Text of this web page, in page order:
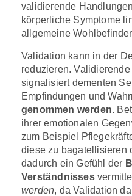
validierende
körperliche Symptome
allgemeine
Validation kann in der
reduzieren.
signalisiert dementen
Empfindungen und
genommen werden.
ihrer emotionalen
zum Beispiel
diese zu bagatellisieren
dadurch ein Gefühl der
Verständnisses
werden, da Validation